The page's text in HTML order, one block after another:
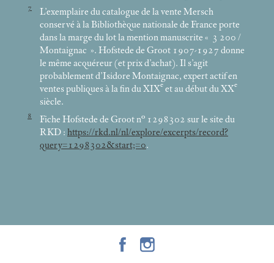
7
L’exemplaire du catalogue de la vente Mersch
conservé à la Bibliothèque nationale de France porte
dans la marge du lot la mention manuscrite « 3 200 /
Montaignac ». Hofstede de Groot 1907-1927 donne
le même acquéreur (et prix d’achat). Il s’agit
probablement d’Isidore Montaignac, expert actif en
ventes publiques à la fin du XIXe et au début du XXe
siècle.
8
Fiche Hofstede de Groot n° 1298302 sur le site du
RKD : https://rkd.nl/nl/explore/excerpts/record?
query=1298302&start;=0.